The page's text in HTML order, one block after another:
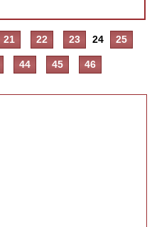
21 22 23 24 25
44 45 46